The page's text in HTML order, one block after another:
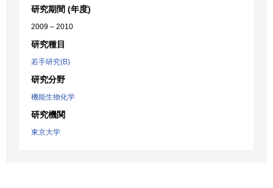
研究期間 (年度)
2009 – 2010
研究種目
若手研究(B)
研究分野
機能生物化学
研究機関
東京大学